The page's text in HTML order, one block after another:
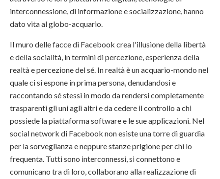
interconnessione, di informazione e socializzazione, hanno
dato vita al globo-acquario.
Il muro delle facce di Facebook crea l'illusione della libertà
e della socialità, in termini di percezione, esperienza della
realtà e percezione del sé. In realtà è un acquario-mondo nel
quale ci si espone in prima persona, denudandosi e
raccontando sé stessi in modo da rendersi completamente
trasparenti gli uni agli altri e da cedere il controllo a chi
possiede la piattaforma software e le sue applicazioni. Nel
social network di Facebook non esiste una torre di guardia
per la sorveglianza e neppure stanze prigione per chi lo
frequenta. Tutti sono interconnessi, si connettono e
comunicano tra di loro, collaborano alla realizzazione di